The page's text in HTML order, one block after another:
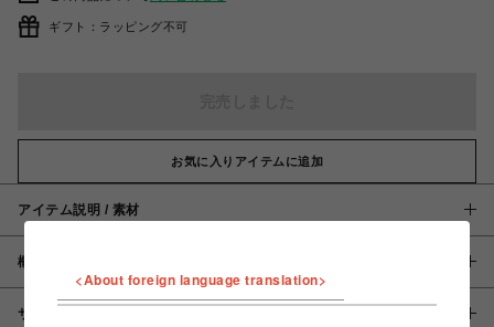
ギフト：ラッピング不可
お気に入りアイテムに追加
アイテム説明 / 素材
概要
サイズ
<About foreign language translation>